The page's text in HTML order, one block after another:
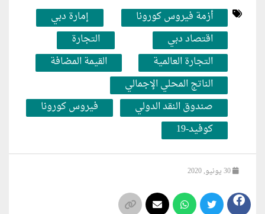
أزمة فيروس كورونا
إمارة دبي
اقتصاد دبي
التجارة
التجارة العالمية
القيمة المضافة
الناتج المحلي الإجمالي
صندوق النقد الدولي
فيروس كورونا
كوفيد-19